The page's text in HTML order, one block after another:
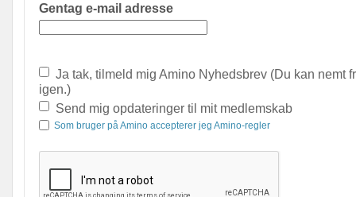
Gentag e-mail adresse
Ja tak, tilmeld mig Amino Nyhedsbrev (Du kan nemt
igen.)
Send mig opdateringer til mit medlemskab
Som bruger på Amino accepterer jeg Amino-regler